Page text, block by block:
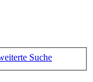
Suche